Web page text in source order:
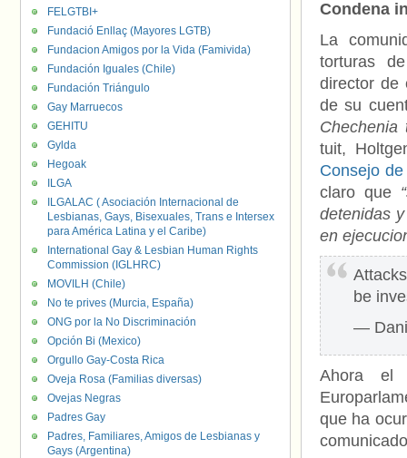
Condena
La
torturas
director de
de su
Chechenia
tuit,
Consejo
claro que
detenidas
en
be
—
Ahora el
que ha
FELGTBI+
Fundació Enllaç (Mayores LGTB)
Fundacion Amigos por la Vida (Famivida)
Fundación Iguales (Chile)
Fundación Triángulo
Gay Marruecos
GEHITU
Gylda
Hegoak
ILGA
ILGALAC ( Asociación Internacional de
Lesbianas, Gays, Bisexuales, Trans e Intersex
para América Latina y el Caribe)
International Gay & Lesbian Human Rights
Commission (IGLHRC)
MOVILH (Chile)
No te prives (Murcia, España)
ONG por la No Discriminación
Opción Bi (Mexico)
Orgullo Gay-Costa Rica
Oveja Rosa (Familias diversas)
Ovejas Negras
Padres Gay
Padres, Familiares, Amigos de Lesbianas y
Gays (Argentina)